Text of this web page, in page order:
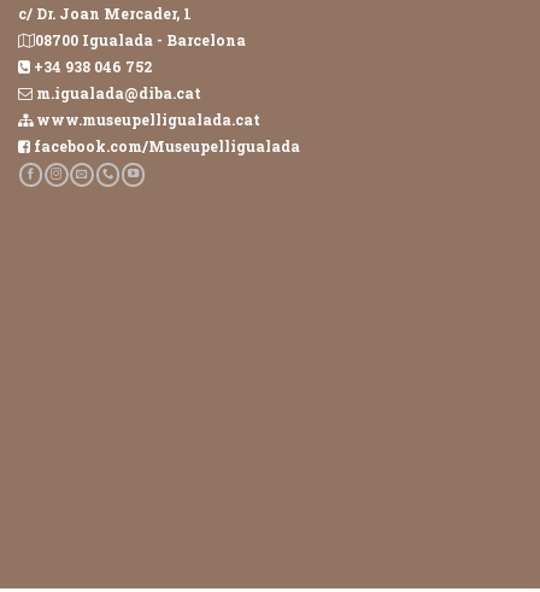
c/ Dr. Joan Mercader, 1
08700 Igualada - Barcelona
+34 938 046 752
m.igualada@diba.cat
www.museupelligualada.cat
facebook.com/Museupelligualada